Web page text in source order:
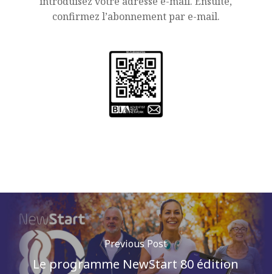
confirmez l’abonnement par e-mail.
Previous Post
Le programme NewStart 80 édition